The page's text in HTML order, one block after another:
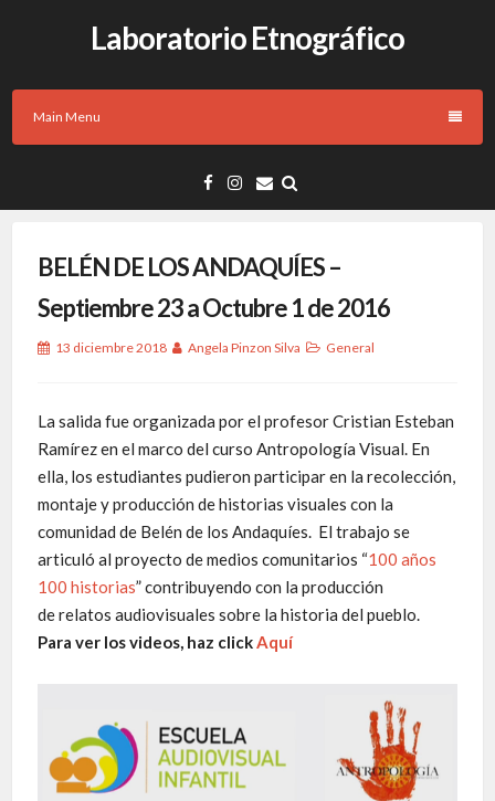
Laboratorio Etnográfico
Main Menu
BELÉN DE LOS ANDAQUÍES –
Septiembre 23 a Octubre 1 de 2016
13 diciembre 2018 Angela Pinzon Silva General
La salida fue organizada por el profesor Cristian Esteban
Ramírez en el marco del curso Antropología Visual. En
ella, los estudiantes pudieron participar en la recolección,
montaje y producción de historias visuales con la
comunidad de Belén de los Andaquíes. El trabajo se
articuló al proyecto de medios comunitarios “100 años
100 historias” contribuyendo con la producción
de relatos audiovisuales sobre la historia del pueblo.
Para ver los videos, haz clickAquí